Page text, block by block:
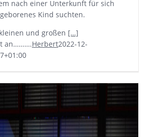
nach einer Unterkunft für sich
Kind suchten.
und großen […]
an……….Herbert2022-12-